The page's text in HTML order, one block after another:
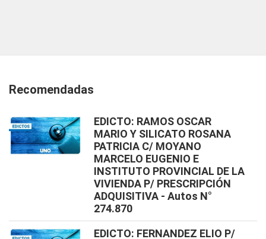
Recomendadas
EDICTO: RAMOS OSCAR
MARIO Y SILICATO ROSANA
PATRICIA C/ MOYANO
MARCELO EUGENIO E
INSTITUTO PROVINCIAL DE LA
VIVIENDA P/ PRESCRIPCIÓN
ADQUISITIVA - Autos N°
274.870
EDICTO: FERNANDEZ ELIO P/